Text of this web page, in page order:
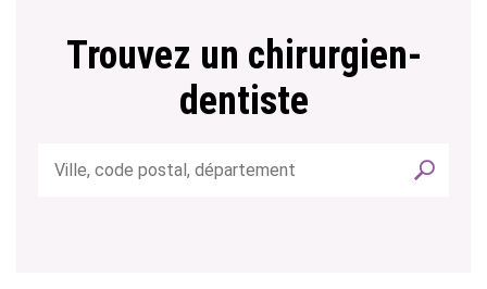
Trouvez un chirurgien-
dentiste